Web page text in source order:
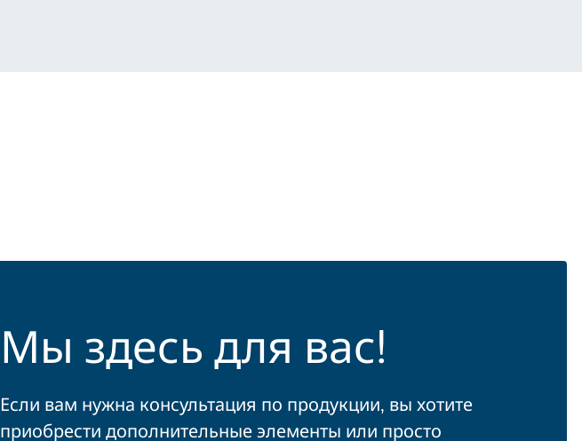
Мы здесь для вас!
Если вам нужна консультация по продукции, вы хотите
приобрести дополнительные элементы или просто